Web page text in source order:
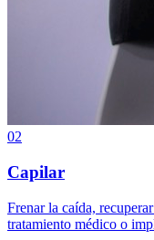
02
Capilar
Frenar la caída,
tratamiento médico o